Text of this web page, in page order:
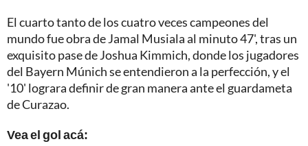
El cuarto tanto de los cuatro veces campeones del
mundo fue obra de Jamal Musiala al minuto 47', tras un
exquisito pase de Joshua Kimmich, donde los jugadores
del Bayern Múnich se entendieron a la perfección, y el
'10' lograra definir de gran manera ante el guardameta
de Curazao.
Vea el gol acá: